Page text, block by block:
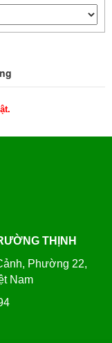
THỊNH
Phường 22,
Nam